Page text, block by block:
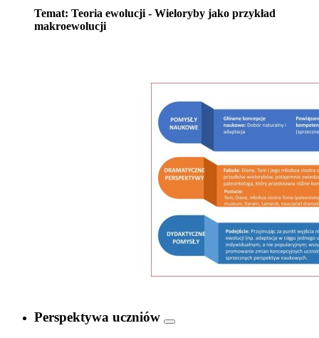
Temat: Teoria ewolucji - Wieloryby jako przykład
makroewolucji
Perspektywa uczniów